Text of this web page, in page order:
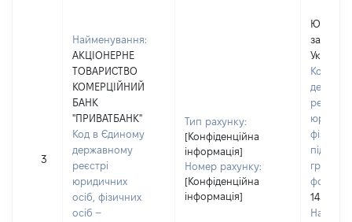
3
Найменування:
АКЦІОНЕРНЕ
ТОВАРИСТВО
КОМЕРЦІЙНИЙ
БАНК
"ПРИВАТБАНК"
Код в Єдиному
державному
реєстрі
юридичних
осіб, фізичних
осіб –
Тип рахунку:
[Конфіденційна
інформація]
Номер рахунку:
[Конфіденційна
інформація]
Україні
Код в
реєстрі